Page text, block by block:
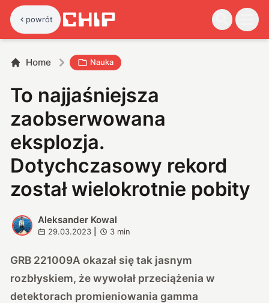
powrót
Home Nauka
To najjaśniejsza
zaobserwowana
eksplozja.
Dotychczasowy rekord
został wielokrotnie pobity
A
Aleksander Kowal
29.03.2023 3 min
GRB 221009A okazał się tak jasnym
rozbłyskiem, że wywołał przeciążenia w
detektorach promieniowania gamma